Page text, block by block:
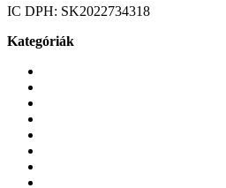
IC DPH: SK2022734318
Kategóriák